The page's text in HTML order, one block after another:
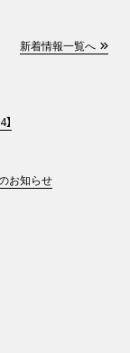
新着情報一覧へ
お知らせ